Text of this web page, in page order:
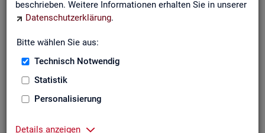
beschrieben. Weitere Informationen erhalten Sie in unserer
Datenschutzerklärung.
Bitte wählen Sie aus:
Technisch Notwendig
Statistik
Personalisierung
Details anzeigen
Sie haben Fra­gen zum An­ge­bot?
Sie be­nö­ti­gen auf Ihre Fra­ge­stel­lung zu­ge­schnit­te­ne Son­der­
Ihr Sta­tis­tik-Ser­vice hilft Ihnen wei­ter!
Zen­tra­ler Sta­tis­tik-Ser­vice